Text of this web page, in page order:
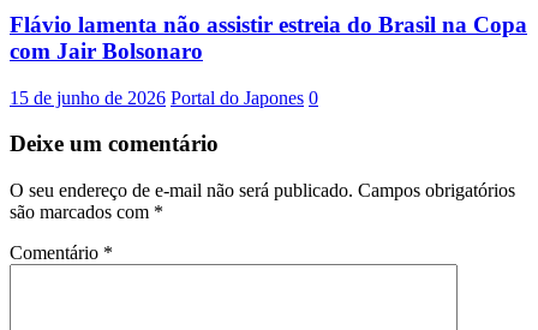
Flávio lamenta não assistir estreia do Brasil na Copa
com Jair Bolsonaro
15 de junho de 2026 Portal do Japones 0
Deixe um comentário
O seu endereço de e-mail não será publicado. Campos obrigatórios
são marcados com *
Comentário *